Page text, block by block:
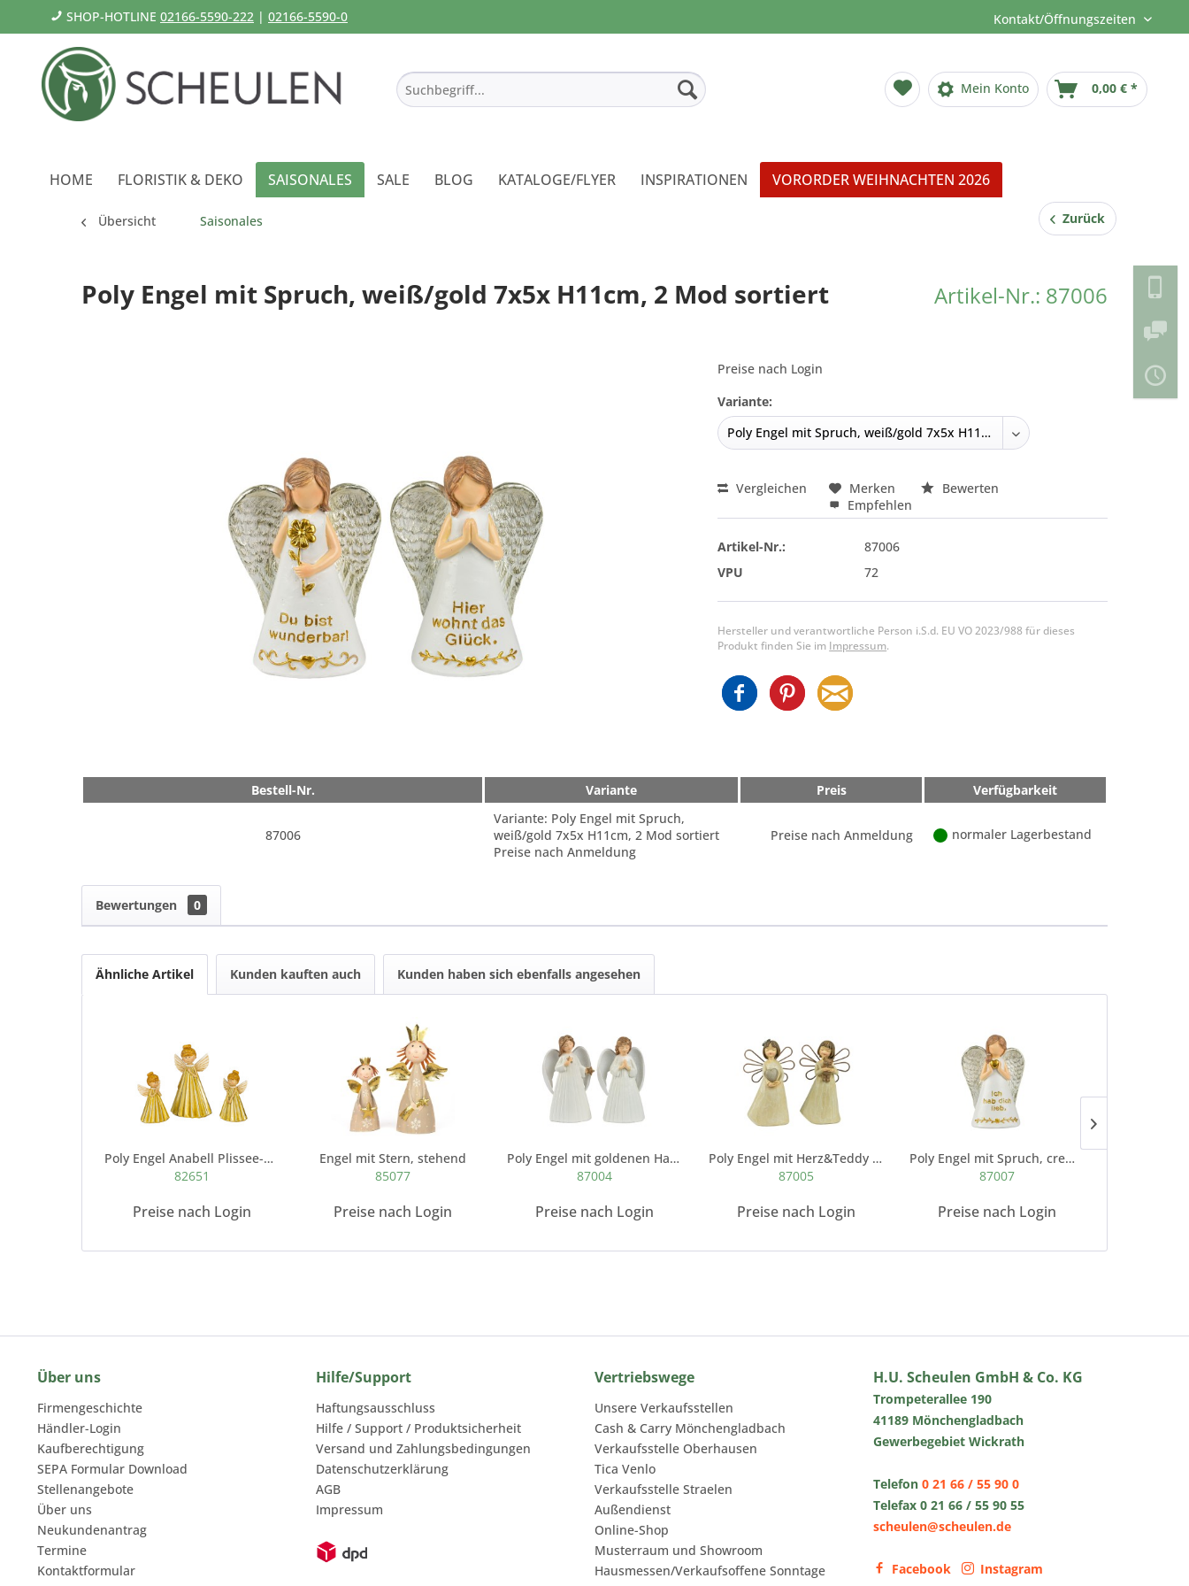
SHOP-HOTLINE 02166-5590-222 | 02166-5590-0 Kontakt/Öffnungszeiten
Mein Konto 0,00 € *
HOME FLORISTIK & DEKO SAISONALES SALE BLOG KATALOGE/FLYER INSPIRATIONEN VORORDER WEIHNACHTEN 2026
Übersicht Saisonales Zurück
Artikel-Nr.: 87006
Poly Engel mit Spruch, weiß/gold 7x5x H11cm, 2 Mod sortiert
Preise nach Login
Variante:
Vergleichen Merken
Bewerten
Empfehlen
Artikel-Nr.:
87006
VPU
72
Hersteller und verantwortliche Person i.S.d. EU VO 2023/988 für dieses
Produkt finden Sie im Impressum.
Bestell-Nr. Variante Preis Verfügbarkeit
87006
Variante: Poly Engel mit Spruch,
weiß/gold 7x5x H11cm, 2 Mod sortiert
Preise nach Anmeldung
Preise nach Anmeldung normaler Lagerbestand
Bewertungen 0
Ähnliche Artikel Kunden kauften auch Kunden haben sich ebenfalls angesehen
Poly Engel Anabell Plissee-Kleid, gold antik,...
82651
Preise nach Login
Engel mit Stern, stehend
85077
Preise nach Login
Poly Engel mit goldenen Haar-Reif, 7x9x h12cm,...
87004
Preise nach Login
Poly Engel mit Herz&Teddy im Arm, 2 Mod sort,...
87005
Preise nach Login
Poly Engel mit Spruch, creme/gold 7x5x H11cm,...
87007
Preise nach Login
Über uns
Firmengeschichte
Händler-Login
Kaufberechtigung
SEPA Formular Download
Stellenangebote
Über uns
Neukundenantrag
Termine
Kontaktformular
Hilfe/Support
Haftungsausschluss
Hilfe / Support / Produktsicherheit
Versand und Zahlungsbedingungen
Datenschutzerklärung
AGB
Impressum
Vertriebswege
Unsere Verkaufsstellen
Cash & Carry Mönchengladbach
Verkaufsstelle Oberhausen
Tica Venlo
Verkaufsstelle Straelen
Außendienst
Online-Shop
Musterraum und Showroom
Hausmessen/Verkaufsoffene Sonntage
H.U. Scheulen GmbH & Co. KG
Trompeterallee 190
41189 Mönchengladbach
Gewerbegebiet Wickrath
Telefon 0 21 66 / 55 90 0
Telefax 0 21 66 / 55 90 55
scheulen@scheulen.de
Facebook Instagram